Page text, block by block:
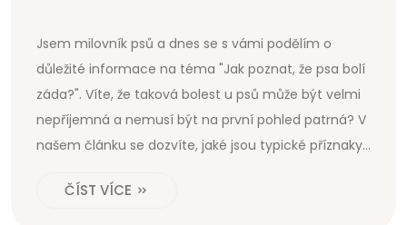
Jsem milovník psů a dnes se s vámi podělím o
důležité informace na téma "Jak poznat, že psa bolí
záda?". Víte, že taková bolest u psů může být velmi
nepříjemná a nemusí být na první pohled patrná? V
našem článku se dozvíte, jaké jsou typické příznaky
nejlepší praktiky péče o naše čtyřnohé přátele a
ČÍST VÍCE